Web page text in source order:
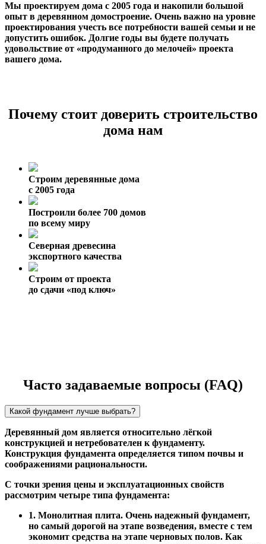
Мы проектируем дома с 2005 года и накопили большой
опыт в деревянном домостроение. Очень важно на уровне
проектирования учесть все потребности вашей семьи и не
допустить ошибок. Долгие годы вы будете получать
удовольствие от «продуманного до мелочей» проекта
вашего дома.
Почему стоит доверить строительство
дома нам
Строим деревянные дома
с 2005 года
Построили более 700 домов
по всему миру
Северная древесина
экспортного качества
Строим от проекта
до сдачи «под ключ»
Часто задаваемые вопросы (FAQ)
Какой фундамент лучше выбрать?
Деревянный дом является относительно лёгкой
конструкцией и нетребователен к фундаменту.
Конструкция фундамента определяется типом почвы и
соображениями рациональности.
С точки зрения цены и эксплуатационных свойств
рассмотрим четыре типа фундамента:
1. Монолитная плита. Очень надежный фундамент,
но самый дорогой на этапе возведения, вместе с тем
экономит средства на этапе черновых полов. Как